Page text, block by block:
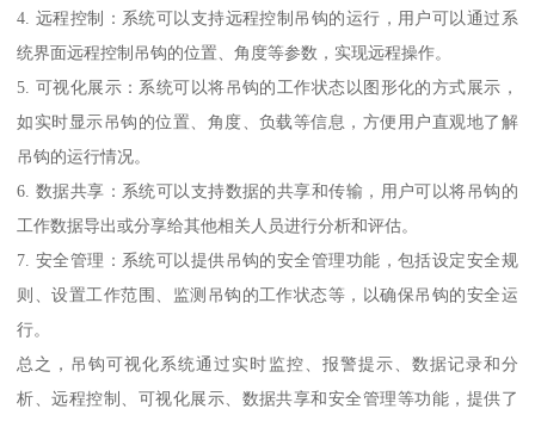
4. 远程控制：系统可以支持远程控制吊钩的运行，用户可以通过系
统界面远程控制吊钩的位置、角度等参数，实现远程操作。
5. 可视化展示：系统可以将吊钩的工作状态以图形化的方式展示，
如实时显示吊钩的位置、角度、负载等信息，方便用户直观地了解
吊钩的运行情况。
6. 数据共享：系统可以支持数据的共享和传输，用户可以将吊钩的
工作数据导出或分享给其他相关人员进行分析和评估。
7. 安全管理：系统可以提供吊钩的安全管理功能，包括设定安全规
则、设置工作范围、监测吊钩的工作状态等，以确保吊钩的安全运
行。
总之，吊钩可视化系统通过实时监控、报警提示、数据记录和分
析、远程控制、可视化展示、数据共享和安全管理等功能，提供了